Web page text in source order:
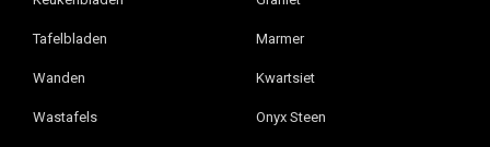
Tafelbladen
Wanden
Wastafels
Marmer
Kwartsiet
Onyx Steen